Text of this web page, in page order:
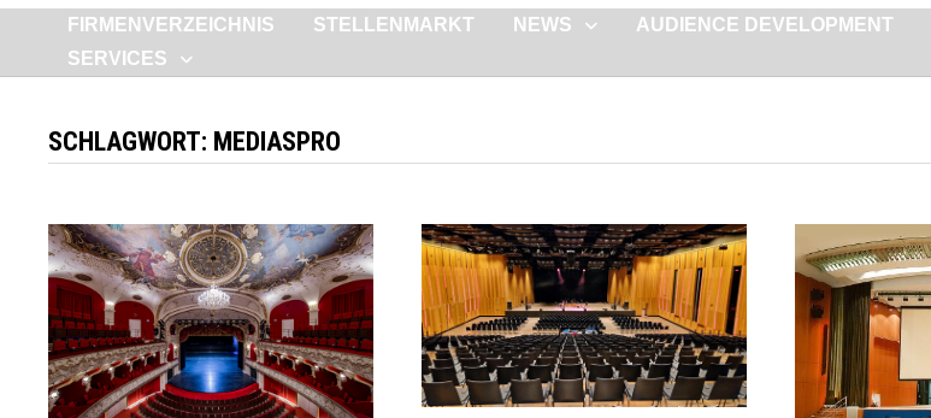
FIRMENVERZEICHNIS STELLENMARKT NEWS AUDIENCE DEVELOPMENT
SERVICES
SCHLAGWORT: MEDIASPRO